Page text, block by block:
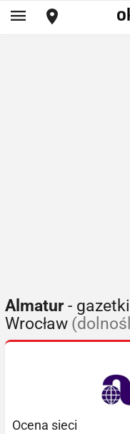
Almatur-
Wrocław
Ocena sieci